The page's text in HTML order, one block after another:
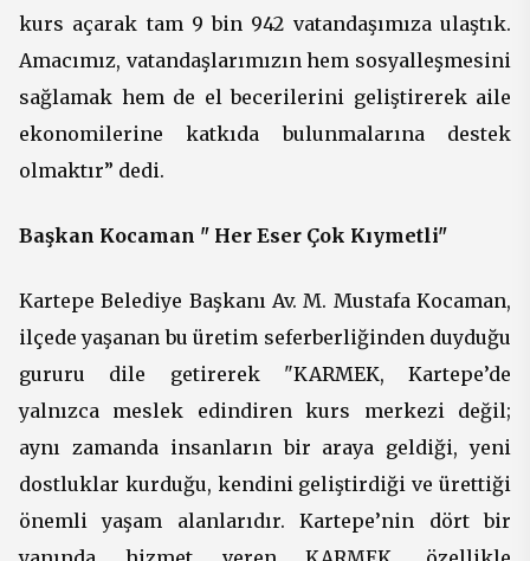
kurs açarak tam 9 bin 942 vatandaşımıza ulaştık.
Amacımız, vatandaşlarımızın hem sosyalleşmesini
sağlamak hem de el becerilerini geliştirerek aile
ekonomilerine katkıda bulunmalarına destek
olmaktır” dedi.
Başkan Kocaman " Her Eser Çok Kıymetli"
Kartepe Belediye Başkanı Av. M. Mustafa Kocaman,
ilçede yaşanan bu üretim seferberliğinden duyduğu
gururu dile getirerek "KARMEK, Kartepe’de
yalnızca meslek edindiren kurs merkezi değil;
aynı zamanda insanların bir araya geldiği, yeni
dostluklar kurduğu, kendini geliştirdiği ve ürettiği
önemli yaşam alanlarıdır. Kartepe’nin dört bir